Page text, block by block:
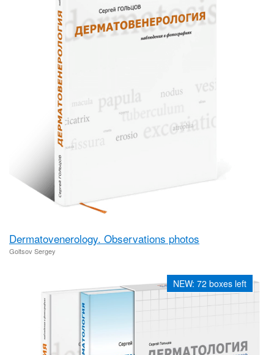
Dermatovenerology. Observations photos
Goltsov Sergey
NEW: 72 boxes left